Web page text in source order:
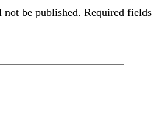
be published. Required fields